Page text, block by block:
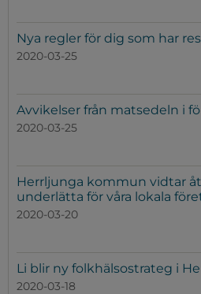
Nya regler för dig som har
2020-03-25
Avvikelser från matsedeln i
2020-03-25
Herrljunga kommun vidtar
underlätta för våra lokala
2020-03-20
Li blir ny folkhälsostrateg i
2020-03-18